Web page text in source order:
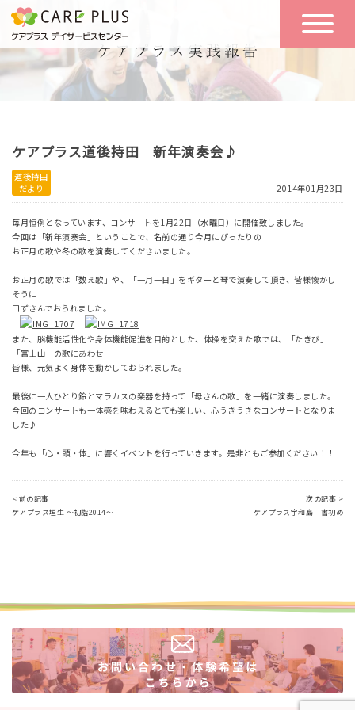
こんな方に
おすすめ
一日の流れ
一日体験
体験希望
ケアプラス道後持田 新年演奏会♪
道後持田
だより
2014年01月23日
毎月恒例となっています、コンサートを1月22日（水曜日）に開催致しました。
今回は「新年演奏会」ということで、名前の通り今月にぴったりの
お正月の歌や冬の歌を演奏してくださいました。
お正月の歌では「数え歌」や、「一月一日」をギターと琴で演奏して頂き、皆様懐かし
そうに
口ずさんでおられました。
また、脳機能活性化や身体機能促進を目的とした、体操を交えた歌では、「たきび」
「富士山」の歌にあわせ
皆様、元気よく身体を動かしておられました。
最後に一人ひとり鈴とマラカスの楽器を持って「母さんの歌」を一緒に演奏しました。
今回のコンサートも一体感を味わえるとても楽しい、心うきうきなコンサートとなりま
した♪
今年も「心・頭・体」に響くイベントを行っていきます。是非ともご参加ください！！
< 前の記事
ケアプラス垣生 ～初詣2014～
次の記事 >
ケアプラス宇和島 書初め